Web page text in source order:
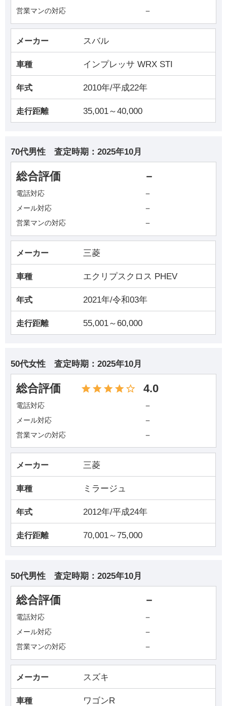
営業マンの対応 －
メーカー スバル
車種 インプレッサ WRX STI
年式 2010年/平成22年
走行距離 35,001～40,000
70代男性 査定時期： 2025年10月
総合評価 －
電話対応 －
メール対応 －
営業マンの対応 －
メーカー 三菱
車種 エクリプスクロス PHEV
年式 2021年/令和03年
走行距離 55,001～60,000
50代女性 査定時期： 2025年10月
総合評価 4.0
電話対応 －
メール対応 －
営業マンの対応 －
メーカー 三菱
車種 ミラージュ
年式 2012年/平成24年
走行距離 70,001～75,000
50代男性 査定時期： 2025年10月
総合評価 －
電話対応 －
メール対応 －
営業マンの対応 －
メーカー スズキ
車種 ワゴンR